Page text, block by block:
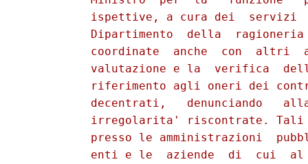
ispettive, a cura dei  servizi
Dipartimento  della
coordinate  anche  con  altri
valutazione e la  verifica
riferimento agli oneri dei
decentrati,   denunciando
irregolarita' riscontrate.
presso le amministrazioni
enti e le  aziende  di  cui